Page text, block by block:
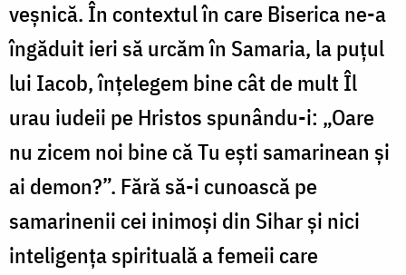
veșnică. În contextul în care Biserica ne-a
îngăduit ieri să urcăm în Samaria, la puțul
lui Iacob, înțelegem bine cât de mult Îl
urau iudeii pe Hristos spunându-i: „Oare
nu zicem noi bine că Tu ești samarinean și
ai demon?”. Fără să-i cunoască pe
samarinenii cei inimoși din Sihar și nici
inteligența spirituală a femeii care